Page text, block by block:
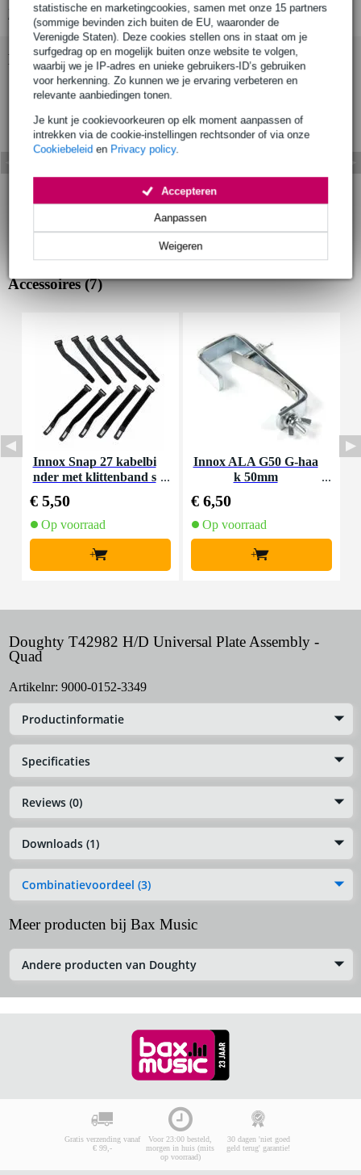
statistische en marketingcookies, samen met onze 15 partners
(sommige bevinden zich buiten de EU, waaronder de
Verenigde Staten). Deze cookies stellen ons in staat om je
surfgedrag op en mogelijk buiten onze website te volgen,
waarbij we je IP-adres en unieke gebruikers-ID’s gebruiken
voor herkenning. Zo kunnen we je ervaring verbeteren en
relevante aanbiedingen tonen.
Je kunt je cookievoorkeuren op elk moment aanpassen of
intrekken via de cookie-instellingen rechtsonder of via onze
Cookiebeleid en Privacy policy.
Weigeren
Aanpassen
Accepteren
Bekijk alle productspecificaties
Bekijk ook eens (4)
Accessoires (7)
Innox Snap 27 kabelbi
nder met klittenband s
€ 5,50
Op voorraad
+
Innox ALA G50 G-haa
k 50mm
€ 6,50
Op voorraad
+
Doughty T42982 H/D Universal Plate Assembly -
Quad
Artikelnr: 9000-0152-3349
Productinformatie
Specificaties
Reviews (0)
Downloads (1)
Combinatievoordeel (3)
Meer producten bij Bax Music
Andere producten van Doughty
Gratis verzending vanaf
€ 99,-
Voor 23:00 besteld,
morgen in huis (mits
op voorraad)
30 dagen 'niet goed
geld terug' garantie!